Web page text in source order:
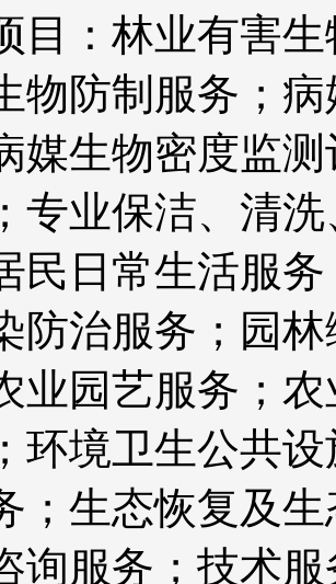
目：林业有害
物防制服务；
媒生物密度监
专业保洁、清
民日常生活服
防治服务；园
业园艺服务；
环境卫生公共
；生态恢复及
询服务；技术